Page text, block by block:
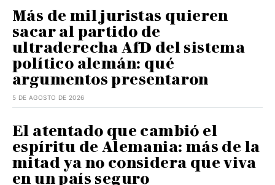
Más de mil juristas quieren
sacar al partido de
ultraderecha AfD del sistema
político alemán: qué
argumentos presentaron
5 DE AGOSTO DE 2026
El atentado que cambió el
espíritu de Alemania: más de la
mitad ya no considera que viva
en un país seguro